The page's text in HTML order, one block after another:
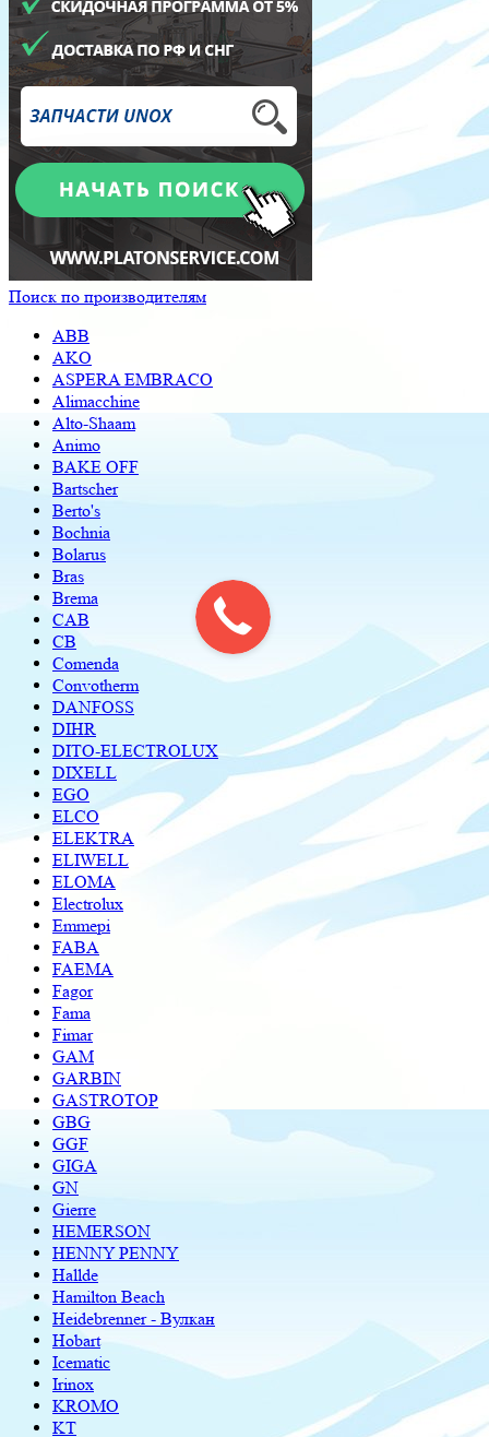
Поиск по производителям
ABB
AKO
ASPERA EMBRACO
Alimacchine
Alto-Shaam
Animo
BAKE OFF
Bartscher
Berto's
Bochnia
Bolarus
Bras
Brema
CAB
CB
Comenda
Convotherm
DANFOSS
DIHR
DITO-ELECTROLUX
DIXELL
EGO
ELCO
ELEKTRA
ELIWELL
ELOMA
Electrolux
Emmepi
FABA
FAEMA
Fagor
Fama
Fimar
GAM
GARBIN
GASTROTOP
GBG
GGF
GIGA
GN
Gierre
HEMERSON
HENNY PENNY
Hallde
Hamilton Beach
Heidebrenner - Вулкан
Hobart
Icematic
Irinox
KROMO
KT